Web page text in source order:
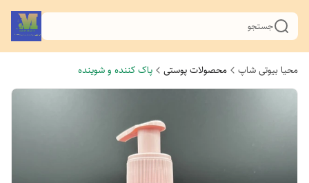
جستجو
محیا بیوتی شاپ محصولات پوستی پاک کننده و شوینده